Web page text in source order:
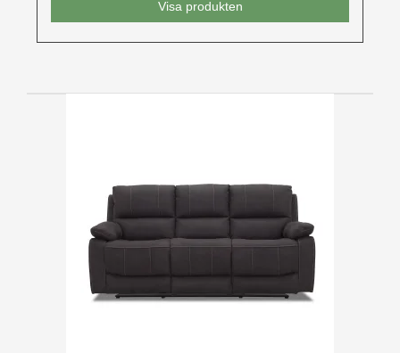
Visa produkten